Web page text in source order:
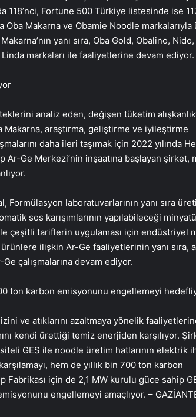
118’nci, Fortune 500 Türkiye listesinde ise
Oba Makarna ve Obamie Noodle markalarıyla
yanı sıra, Oba Gold, Obalino, Nido,
markaları ile faaliyetlerine devam ediyor.
analiz eden, değişen tüketim
araştırma, geliştirme ve iyileştirme
daha ileri taşımak için 2022 yılında
Ar-Ge Merkezi’nin inşaatına başlayan şirket,
laboratuvarlarının yanı sıra
sos karışımlarının yapılabileceği
çeşitli tariflerin uygulaması için endüstriyel
ilişkin Ar-Ge faaliyetlerinin yanı sıra,
çalışmalarına devam ediyor.
ton karbon emisyonunu engellemeyi
ve atıklarını azaltmaya yönelik
kendi ürettiği temiz enerjiden karşılıyor.
GES ile noodle üretim hatlarının elektrik
hem de yıllık bin 700 ton karbon
için de 2,1 MW kurulu güce sahip
engellemeyi amaçlıyor. –
Zihnin Gizemli Sınırları ve
Sosyox, Sosyal Medyada
Güvenilir Adresi Olarak Öne
Şafak Sezer’den “Form”
Batuhan Kuru ile Yeni Bir